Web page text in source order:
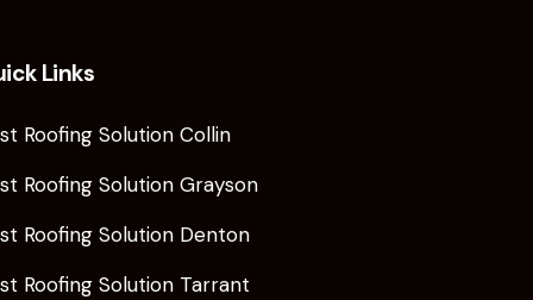
Links
Roofing Solution Collin
Roofing Solution Grayson
Roofing Solution Denton
Roofing Solution Tarrant